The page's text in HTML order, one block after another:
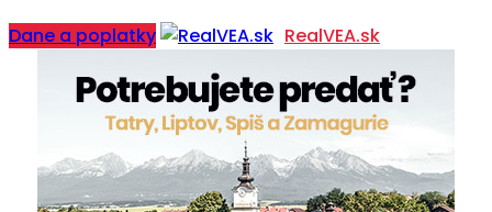
Dane a poplatky RealVEA.sk